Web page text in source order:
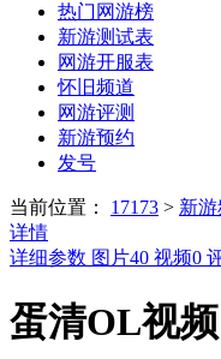
热门网游榜
新游测试表
网游开服表
怀旧频道
网游评测
新游预约
发号
当前位置： 17173 > 新
详情
详细参数 图片40 视频0
蛋清OL视频